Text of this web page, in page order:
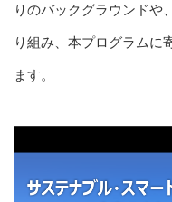
りのバックグラウンドや
り組み、本プログラムに
ます。